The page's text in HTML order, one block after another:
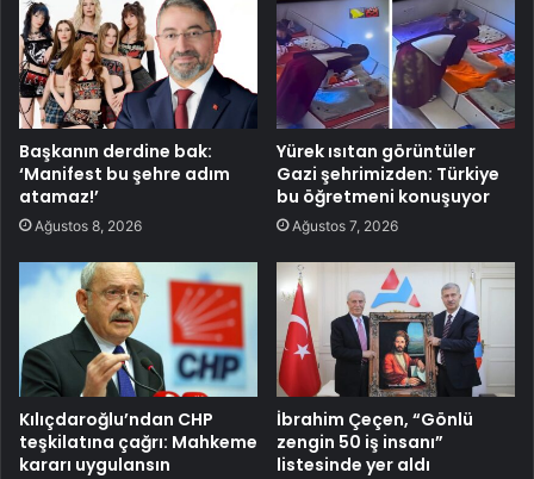
Başkanın derdine bak:
‘Manifest bu şehre adım
atamaz!’
Ağustos 8, 2026
Yürek ısıtan görüntüler
Gazi şehrimizden: Türkiye
bu öğretmeni konuşuyor
Ağustos 7, 2026
Kılıçdaroğlu’ndan CHP
teşkilatına çağrı: Mahkeme
kararı uygulansın
İbrahim Çeçen, “Gönlü
zengin 50 iş insanı”
listesinde yer aldı